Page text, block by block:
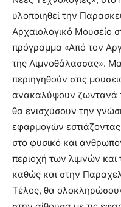
υλοποιηθεί την
Αρχαιολογικό Μουσείο
πρόγραμμα «Από τον
της Λιμνοθάλασσας».
περιηγηθούν στις
ανακαλύψουν ζωντανά
θα ενισχύσουν την
εφαρμογών εστιάζοντας
στο φυσικό και
περιοχή των λιμνών και
καθώς και στην
Τέλος, θα